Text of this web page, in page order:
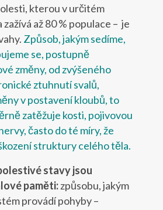
kterou v určitém
až 80 % populace – je
Způsob, jakým sedíme,
se, postupně
změny, od zvýšeného
ztuhnutí svalů,
v postavení kloubů, to
zatěžuje kosti, pojivovou
často do té míry, že
struktury celého těla.
stavy jsou
paměti:způsobu, jakým
provádí pohyby –